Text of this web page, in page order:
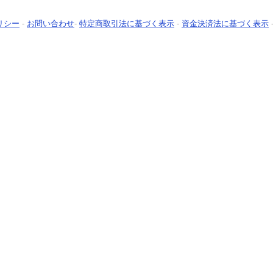
シー - お問い合わせ- 特定商取引法に基づく表示 - 資金決済法に基づく表示 -